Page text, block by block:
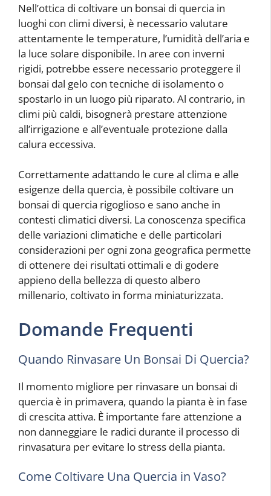
Nell’ottica di coltivare un bonsai di quercia in
luoghi con climi diversi, è necessario valutare
attentamente le temperature, l’umidità dell’aria e
la luce solare disponibile. In aree con inverni
rigidi, potrebbe essere necessario proteggere il
bonsai dal gelo con tecniche di isolamento o
spostarlo in un luogo più riparato. Al contrario, in
climi più caldi, bisognerà prestare attenzione
all’irrigazione e all’eventuale protezione dalla
calura eccessiva.
Correttamente adattando le cure al clima e alle
esigenze della quercia, è possibile coltivare un
bonsai di quercia rigoglioso e sano anche in
contesti climatici diversi. La conoscenza specifica
delle variazioni climatiche e delle particolari
considerazioni per ogni zona geografica permette
di ottenere dei risultati ottimali e di godere
appieno della bellezza di questo albero
millenario, coltivato in forma miniaturizzata.
Domande Frequenti
Quando Rinvasare Un Bonsai Di Quercia?
Il momento migliore per rinvasare un bonsai di
quercia è in primavera, quando la pianta è in fase
di crescita attiva. È importante fare attenzione a
non danneggiare le radici durante il processo di
rinvasatura per evitare lo stress della pianta.
Come Coltivare Una Quercia in Vaso?